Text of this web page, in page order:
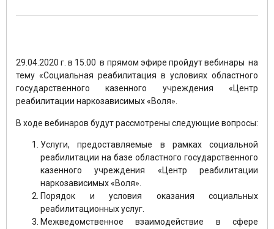
29.04.2020 г. в 15.00 в прямом эфире пройдут вебинары на
тему «Социальная реабилитация в условиях областного
государственного казенного учреждения «Центр
реабилитации наркозависимых «Воля».
В ходе вебинаров будут рассмотрены следующие вопросы:
Услуги, предоставляемые в рамках социальной
реабилитации на базе областного государственного
казенного учреждения «Центр реабилитации
наркозависимых «Воля».
Порядок и условия оказания социальных
реабилитационных услуг.
Межведомственное взаимодействие в сфере